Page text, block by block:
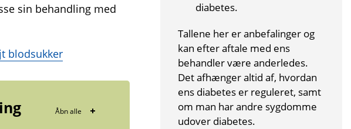
sin behandling med
blodsukker
Åbn alle
diabetes.
Tallene her er anbefalinger og
kan efter aftale med ens
behandler være anderledes.
Det afhænger altid af, hvordan
ens diabetes er reguleret, samt
om man har andre sygdomme
udover diabetes.